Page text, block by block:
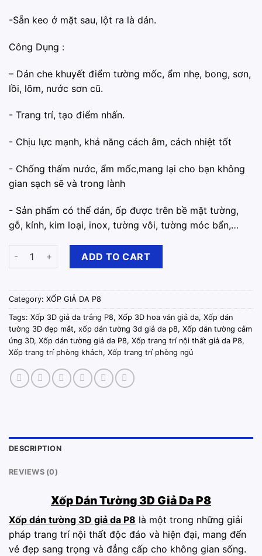
-Sẵn keo ở mặt sau, lột ra là dán.
Công Dụng :
– Dán che khuyết điểm tường mốc, ẩm nhẹ, bong, sơn,
lồi, lõm, nước sơn cũ.
-️ Trang trí, tạo điểm nhấn.
️- Chịu lực mạnh, khả năng cách âm, cách nhiệt tốt
️- Chống thấm nước, ẩm mốc,mang lại cho bạn không
gian sạch sẽ và trong lành
-️ Sản phẩm có thể dán, ốp được trên bề mặt tường,
gỗ, kính, kim loại, inox, tường vôi, tường móc bẩn,…
Xốp Dán Tường 3D Giả Da P8 quantity
ADD TO CART
Category: XỐP GIẢ DA P8
Tags: Xốp 3D giả da trắng P8, Xốp 3D hoa văn giả da, Xốp dán
tường 3D đẹp mắt, xốp dán tường 3d giả da p8, Xốp dán tường cảm
ứng 3D, Xốp dán tường giả da P8, Xốp trang trí nội thất giả da P8,
Xốp trang trí phòng khách, Xốp trang trí phòng ngủ
DESCRIPTION
REVIEWS (0)
Xốp Dán Tường 3D Giả Da P8
Xốp dán tường 3D giả da P8 là một trong những giải
pháp trang trí nội thất độc đáo và hiện đại, mang đến
vẻ đẹp sang trọng và đẳng cấp cho không gian sống.